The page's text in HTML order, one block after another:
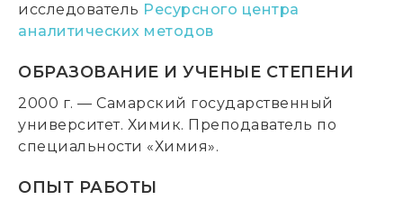
исследователь Ресурсного центра
аналитических методов
ОБРАЗОВАНИЕ И УЧЕНЫЕ СТЕПЕНИ
2000 г. — Самарский государственный
университет. Химик. Преподаватель по
специальности «Химия».
ОПЫТ РАБОТЫ